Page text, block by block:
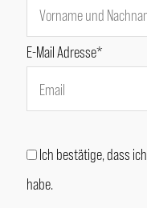
E-Mail Adresse*
Ich bestätige, dass
habe.